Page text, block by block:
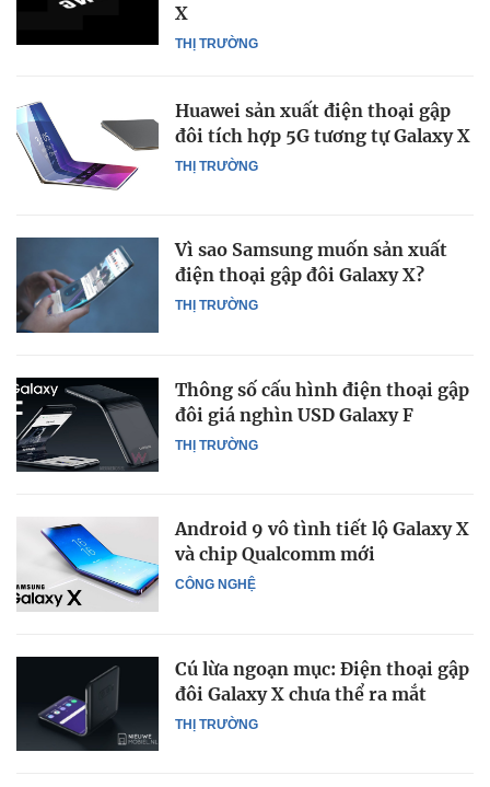
THỊ TRƯỜNG
X
THỊ TRƯỜNG
Huawei sản xuất điện thoại gập
đôi tích hợp 5G tương tự Galaxy X
THỊ TRƯỜNG
Vì sao Samsung muốn sản xuất
điện thoại gập đôi Galaxy X?
THỊ TRƯỜNG
Thông số cấu hình điện thoại gập
đôi giá nghìn USD Galaxy F
CÔNG NGHỆ
Android 9 vô tình tiết lộ Galaxy X
và chip Qualcomm mới
THỊ TRƯỜNG
Cú lừa ngoạn mục: Điện thoại gập
đôi Galaxy X chưa thể ra mắt